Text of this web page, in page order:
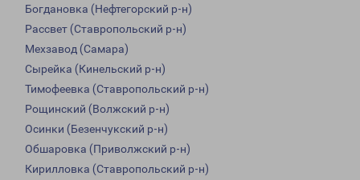
Богдановка (Нефтегорский р-н)
Рассвет (Ставропольский р-н)
Мехзавод (Самара)
Сырейка (Кинельский р-н)
Тимофеевка (Ставропольский р-н)
Рощинский (Волжский р-н)
Осинки (Безенчукский р-н)
Обшаровка (Приволжский р-н)
Кирилловка (Ставропольский р-н)